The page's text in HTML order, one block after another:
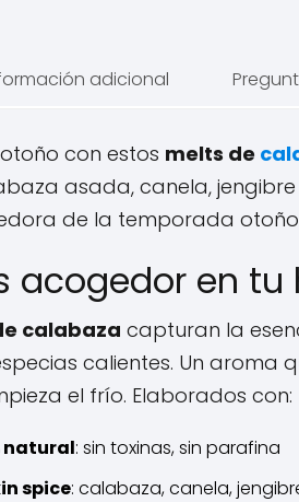
adicional
con estos melts de
asada, canela,
de la temporada otoño-
acogedor en tu
calabaza capturan la
calientes. Un aroma
el frío. Elaborados con:
natural: sin toxinas, sin parafina
spice: calabaza, canela,